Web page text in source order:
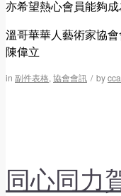
亦希望熱心會員能夠成
溫哥華華人藝術家協
陳偉立
in 副件表格, 協會會訊 / by
同心同力